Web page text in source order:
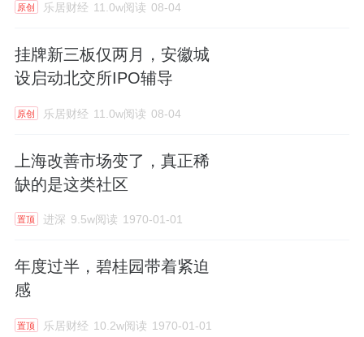
原创 乐居财经 11.0w阅读 08-04
挂牌新三板仅两月，安徽城
设启动北交所IPO辅导
原创 乐居财经 11.0w阅读 08-04
上海改善市场变了，真正稀
缺的是这类社区
置顶 进深 9.5w阅读 1970-01-01
年度过半，碧桂园带着紧迫
感
置顶 乐居财经 10.2w阅读 1970-01-01